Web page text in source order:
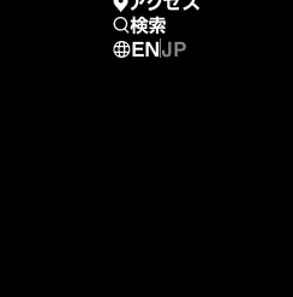
検索
EN JP